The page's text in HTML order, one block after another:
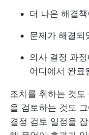
더 나은 해결
문제가 해결되
의사 결정 과
어디에서 완료
조치를 취하는 것도
을 검토하는 것도
결정 검토 일정을